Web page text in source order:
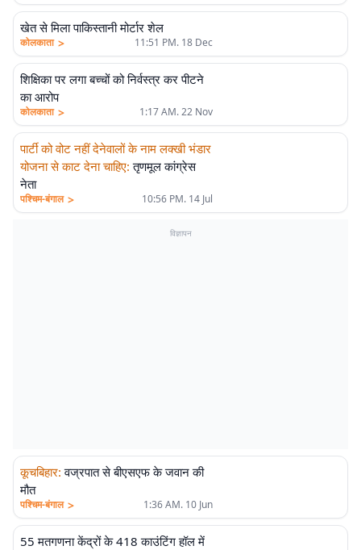
खेत से मिला पाकिस्तानी मोर्टार शेल
कोलकाता > 11:51 PM. 18 Dec
शिक्षिका पर लगा बच्चों को निर्वस्त्र कर पीटने
का आरोप
कोलकाता > 1:17 AM. 22 Nov
पार्टी को वोट नहीं देनेवालों के नाम लक्खी भंडार
योजना से काट देना चाहिए: तृणमूल कांग्रेस
नेता
पश्चिम-बंगाल > 10:56 PM. 14 Jul
विज्ञापन
कूचबिहार: वज्रपात से बीएसएफ के जवान की
मौत
पश्चिम-बंगाल > 1:36 AM. 10 Jun
55 मतगणना केंद्रों के 418 काउंटिंग हॉल में